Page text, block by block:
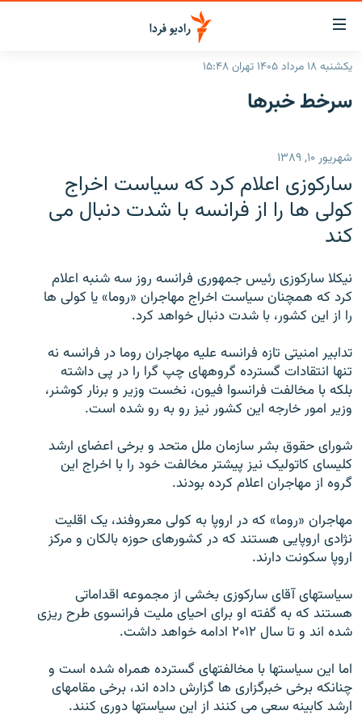
لینک‌های
قابلیت
دسترسی
بازگشت
اصلی
رفتن
به
صفحه
جستجو
ایران
رادیو
انتخاب کنید و بشنوید
برنامه‌های رادیویی
پادکست
چندرسانه‌ای
گزارش‌های ویدئویی
English
به ما بپیوندید
زبان‌های دیگر
یکشنبه ۱۸ مرداد ۱۴۰۵ تهران ۱۵:۴۸
سرخط‌ خبرها
شهریور ۱۰, ۱۳۸۹
سارکوزی اعلام کرد که سياست اخراج
کولی ها را از فرانسه با شدت دنبال می
کند
نيکلا سارکوزی رئيس جمهوری فرانسه روز سه شنبه اعلام
کرد که همچنان سياست اخراج مهاجران «روما» يا کولی ها
را از اين کشور، با شدت دنبال خواهد کرد.
تدابير امنيتی تازه فرانسه عليه مهاجران روما در فرانسه نه
تنها انتقادات گسترده گروههای چپ گرا را در پی داشته
بلکه با مخالفت فرانسوا فيون، نخست وزير و برنار کوشنر،
وزير امور خارجه اين کشور نيز رو به رو شده است.
شورای حقوق بشر سازمان ملل متحد و برخی اعضای ارشد
کليسای کاتوليک نيز پيشتر مخالفت خود را با اخراج اين
گروه از مهاجران اعلام کرده بودند.
مهاجران «روما» که در اروپا به کولی معروفند، يک اقليت
نژادی اروپايی هستند که در کشورهای حوزه بالکان و مرکز
اروپا سکونت دارند.
سياستهای آقای سارکوزی بخشی از مجموعه اقداماتی
هستند که به گفته او برای احيای مليت فرانسوی طرح ريزی
شده اند و تا سال ۲۰۱۲ ادامه خواهد داشت.
اما اين سياستها با مخالفتهای گسترده همراه شده است و
چنانکه برخی خبرگزاری ها گزارش داده اند، برخی مقامهای
ارشد کابينه سعی می کنند از اين سياستها دوری کنند.